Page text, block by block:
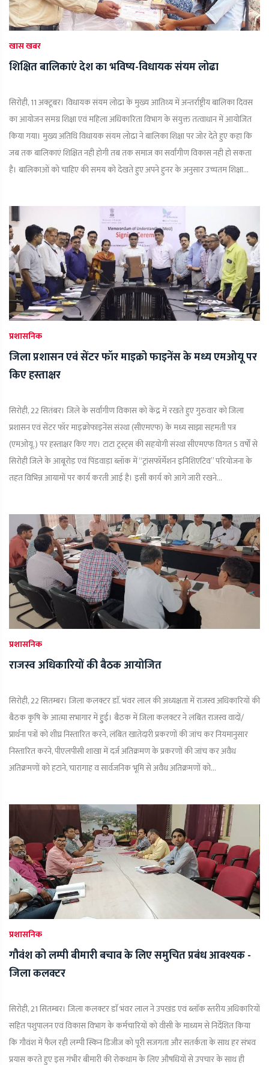
खास खबर
शिक्षित बालिकाएं देश का भविष्य-विधायक संयम लोढा
सिरोही, 11 अक्टूबर। विधायक संयम लोढा के मुख्य आतिथ्य में अन्तर्राष्ट्रीय बालिका दिवस
का आयोजन समग्र शिक्षा एवं महिला अधिकारिता विभाग के संयुक्त तत्वाधान में आयोजित
किया गया। मुख्य अतिथि विधायक संयम लोढा ने बालिका शिक्षा पर जोर देते हुए कहा कि
जब तक बालिकाएं शिक्षित नही होगी तब तक समाज का सर्वांगीण विकास नही हो सकता
है। बालिकाओं को चाहिए की समय को देखते हुए अपने हुनर के अनुसार उच्चतम शिक्षा...
प्रशासनिक
जिला प्रशासन एवं सेंटर फॉर माइक्रो फाइनेंस के मध्य एमओयू पर
किए हस्ताक्षर
सिरोही, 22 सितंबर। जिले के सर्वांगीण विकास को केंद्र में रखते हुए गुरुवार को जिला
प्रशासन एवं सेंटर फॉर माइक्रोफाइनेंस संस्था (सीएमएफ) के मध्य साझा सहमती पत्र
(एमओयू.) पर हस्ताक्षर किए गए। टाटा ट्रस्ट्स की सहयोगी संस्था सीएमएफ विगत 5 वर्षों से
सिरोही जिले के आबूरोड़ एवं पिंडवाड़ा ब्लॉक में “ट्रांसफॉर्मेशन इनिशिएटिव” परियोजना के
तहत विभिन्न आयामों पर कार्य करती आई है। इसी कार्य को आगे जारी रखने...
प्रशासनिक
राजस्व अधिकारियों की बैठक आयोजित
सिरोही, 22 सितम्बर। जिला कलक्टर डाॅ. भंवर लाल की अध्यक्षता में राजस्व अधिकारियों की
बैठक कृषि के आत्मा सभागार में हुुई। बैठक में जिला कलक्टर ने लंबित राजस्व वादों/
प्रार्थना पत्रों को शीघ्र निस्तारित करने, लंबित खातेदारी प्रकरणों की जांच कर नियमानुसार
निस्तारित करने, पीएलपीसी शाखा में दर्ज अतिक्रमण के प्रकरणों की जांच कर अवैध
अतिक्रमणों को हटाने, चारागाह व सार्वजनिक भूमि से अवैध अतिक्रमणों को...
प्रशासनिक
गौवंश को लम्पी बीमारी बचाव के लिए समुचित प्रबंध आवश्यक -
जिला कलक्टर
सिरोही, 21 सितम्बर। जिला कलक्टर डाॅ भंवर लाल ने उपखंड एवं ब्लाॅक स्तरीय अधिकारियों
सहित पशुपालन एवं विकास विभाग के कर्मचारियों को वीसी के माध्यम से निर्देशित किया
कि गौवंश में फैल रही लम्पी स्किन डिजीज को पूरी सजगता और सतर्कता के साथ हर संभव
प्रयास करते हुए इस गंभीर बीमारी की रोकथाम के लिए औषधियों से उपचार के साथ ही